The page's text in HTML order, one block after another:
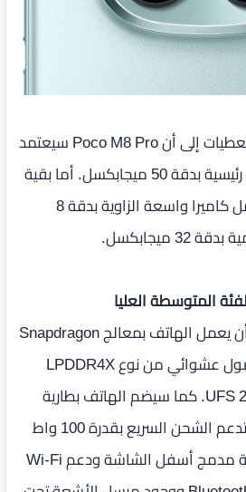
ومع ذلك تشير أغلب المعطيات إلى أن Poco M8 Pro سيعتمد
فعليًا على كاميرا خلفية رئيسية بدقة 50 ميجابكسل. أما بقية
منظومة التصوير، فتشمل كاميرا واسعة الزاوية بدقة 8
ميجابكسل.
المتوسطة العليا
من ناحية الأداء، يُتوقع أن يعمل الهاتف بمعالج Snapdragon
7s Gen 4 مع ذاكرة وصول عشوائي من نوع LPDDR4X
وسعة تخزين من نوع UFS 2.2. كما سيضم الهاتف بطارية
بسعة 6500 مللي أمبير تدعم الشحن السريع بقدرة 100 واط
إلى جانب مستشعر بصمة مدمج أسفل الشاشة ودعم Wi-Fi